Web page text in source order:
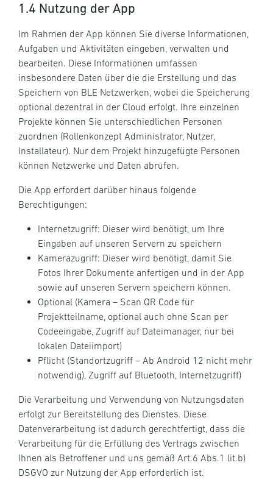
1.4 Nutzung der App
Im Rahmen der App können Sie diverse Informationen,
Aufgaben und Aktivitäten eingeben, verwalten und
bearbeiten. Diese Informationen umfassen
insbesondere Daten über die die Erstellung und das
Speichern von BLE Netzwerken, wobei die Speicherung
optional dezentral in der Cloud erfolgt. Ihre einzelnen
Projekte können Sie unterschiedlichen Personen
zuordnen (Rollenkonzept Administrator, Nutzer,
Installateur). Nur dem Projekt hinzugefügte Personen
können Netzwerke und Daten abrufen.
Die App erfordert darüber hinaus folgende
Berechtigungen:
Internetzugriff: Dieser wird benötigt, um Ihre
Eingaben auf unseren Servern zu speichern
Kamerazugriff: Dieser wird benötigt, damit Sie
Fotos Ihrer Dokumente anfertigen und in der App
sowie auf unseren Servern speichern können.
Optional (Kamera – Scan QR Code für
Projektteilname, optional auch ohne Scan per
Codeeingabe, Zugriff auf Dateimanager, nur bei
lokalen Dateiimport)
Pflicht (Standortzugriff – Ab Android 12 nicht mehr
notwendig), Zugriff auf Bluetooth, Internetzugriff)
Die Verarbeitung und Verwendung von Nutzungsdaten
erfolgt zur Bereitstellung des Dienstes. Diese
Datenverarbeitung ist dadurch gerechtfertigt, dass die
Verarbeitung für die Erfüllung des Vertrags zwischen
Ihnen als Betroffener und uns gemäß Art.6 Abs.1 lit.b)
DSGVO zur Nutzung der App erforderlich ist.